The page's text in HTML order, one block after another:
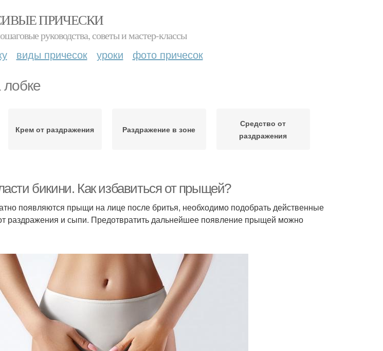
ПРИЧЕСКИ
руководства, советы и мастер-классы
виды причесок уроки фото причесок
Крем от раздражения Раздражение в зоне
Средство от
раздражения
бикини. Как избавиться от прыщей?
появляются прыщи на лице после бритья, необходимо подобрать действенные
раздражения и сыпи. Предотвратить дальнейшее появление прыщей можно